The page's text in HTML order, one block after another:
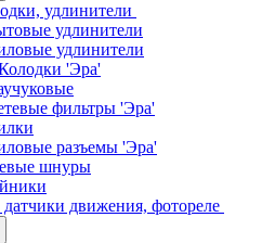
удлинители
удлинители
удлинители
'Эра'
фильтры 'Эра'
разъемы 'Эра'
шнуры
движения, фотореле